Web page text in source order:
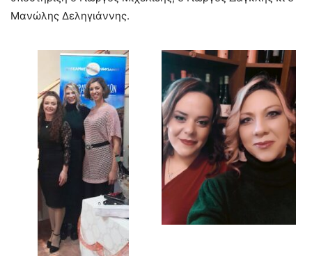
Μανώλης Δεληγιάννης.